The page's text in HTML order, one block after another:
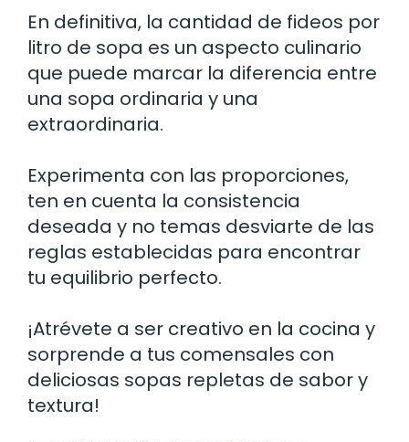
En definitiva, la cantidad de fideos por
litro de sopa es un aspecto culinario
que puede marcar la diferencia entre
una sopa ordinaria y una
extraordinaria.
Experimenta con las proporciones,
ten en cuenta la consistencia
deseada y no temas desviarte de las
reglas establecidas para encontrar
tu equilibrio perfecto.
¡Atrévete a ser creativo en la cocina y
sorprende a tus comensales con
deliciosas sopas repletas de sabor y
textura!